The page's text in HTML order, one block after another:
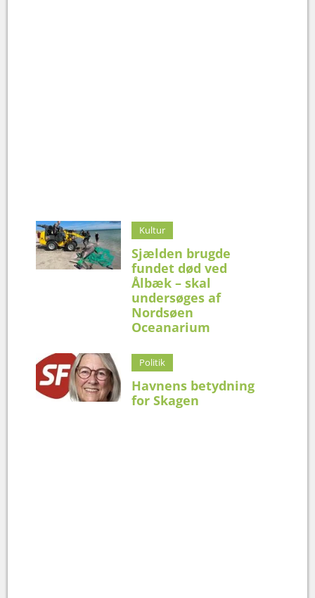
Kultur
Sjælden brugde
fundet død ved
Ålbæk – skal
undersøges af
Nordsøen
Oceanarium
Politik
Havnens betydning
for Skagen